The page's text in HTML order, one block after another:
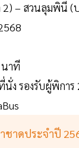
2) – สวนลุมพินี (
าที
ง รองรับผู้พิการ
าชาดประจำปี